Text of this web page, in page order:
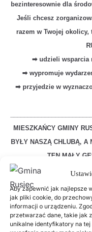
Aby zapewnić jak najlepsze
jak pliki cookie, do
informacji o urządzeniu.
przetwarzać dane, takie jak
unikalne identyfikatory na
bezinteresownie dla
Jeśli chcesz
razem w Twojej
➡ udzieli wsparcia
➡ wypromuje
➡ przyjedzie w
MIESZKAŃCY GMINY
BYŁY NASZĄ CHLUBĄ, A
TEN MAŁY
Poprzednie